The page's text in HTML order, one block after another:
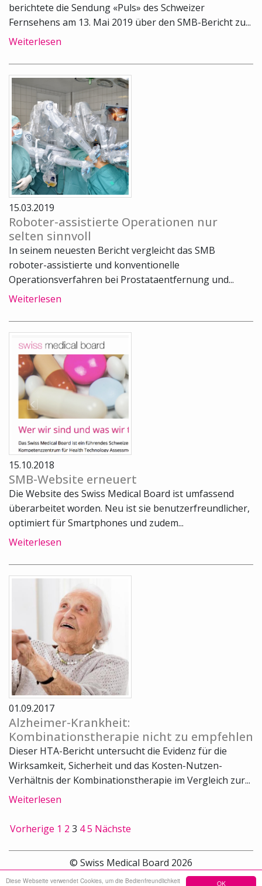
OK
Diese Webseite verwendet Cookies, um die Bedienfreundlichkeit
berichtete die Sendung «Puls» des Schweizer
Fernsehens am 13. Mai 2019 über den SMB-Bericht zu...
Weiterlesen
15.03.2019
Roboter-assistierte Operationen nur
selten sinnvoll
In seinem neuesten Bericht vergleicht das SMB
roboter-assistierte und konventionelle
Operationsverfahren bei Prostataentfernung und...
Weiterlesen
15.10.2018
SMB-Website erneuert
Die Website des Swiss Medical Board ist umfassend
überarbeitet worden. Neu ist sie benutzerfreundlicher,
optimiert für Smartphones und zudem...
Weiterlesen
01.09.2017
Alzheimer-Krankheit:
Kombinationstherapie nicht zu empfehlen
Dieser HTA-Bericht untersucht die Evidenz für die
Wirksamkeit, Sicherheit und das Kosten-Nutzen-
Verhältnis der Kombinationstherapie im Vergleich zur...
Weiterlesen
Vorherige 1 2 3 45 Nächste
© Swiss Medical Board 2026